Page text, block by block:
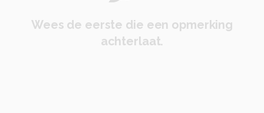
Wees de eerste die een opmerking
achterlaat.